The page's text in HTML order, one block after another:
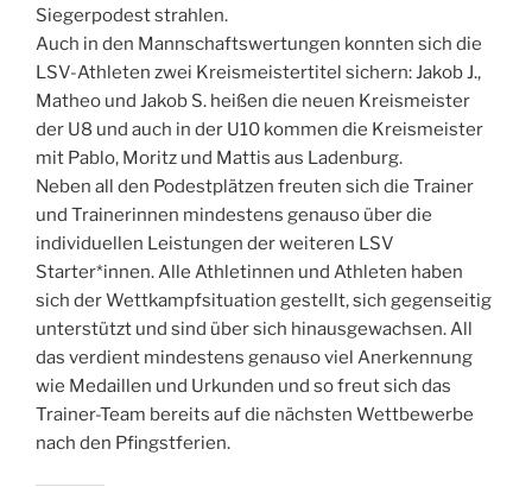
Siegerpodest strahlen.
Auch in den Mannschaftswertungen konnten sich die
LSV-Athleten zwei Kreismeistertitel sichern: Jakob J.,
Matheo und Jakob S. heißen die neuen Kreismeister
der U8 und auch in der U10 kommen die Kreismeister
mit Pablo, Moritz und Mattis aus Ladenburg.
Neben all den Podestplätzen freuten sich die Trainer
und Trainerinnen mindestens genauso über die
individuellen Leistungen der weiteren LSV
Starter*innen. Alle Athletinnen und Athleten haben
sich der Wettkampfsituation gestellt, sich gegenseitig
unterstützt und sind über sich hinausgewachsen. All
das verdient mindestens genauso viel Anerkennung
wie Medaillen und Urkunden und so freut sich das
Trainer-Team bereits auf die nächsten Wettbewerbe
nach den Pfingstferien.